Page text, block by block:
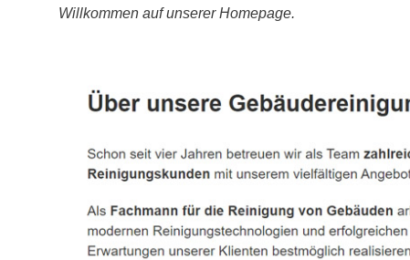
Willkommen auf unserer Homepage.